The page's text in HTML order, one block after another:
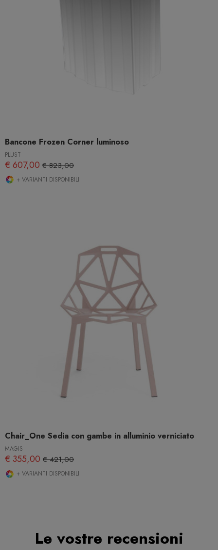
Bancone Frozen Corner luminoso
PLUST
€ 607,00 € 823,00
+ VARIANTI DISPONIBILI
Chair_One Sedia con gambe in alluminio verniciato
MAGIS
€ 355,00 € 421,00
+ VARIANTI DISPONIBILI
Le vostre recensioni